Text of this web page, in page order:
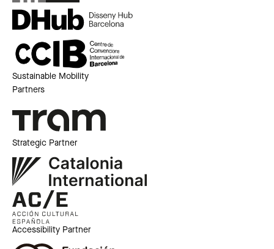
Sustainable Mobility
Partners
Strategic Partner
Accessibility Partner